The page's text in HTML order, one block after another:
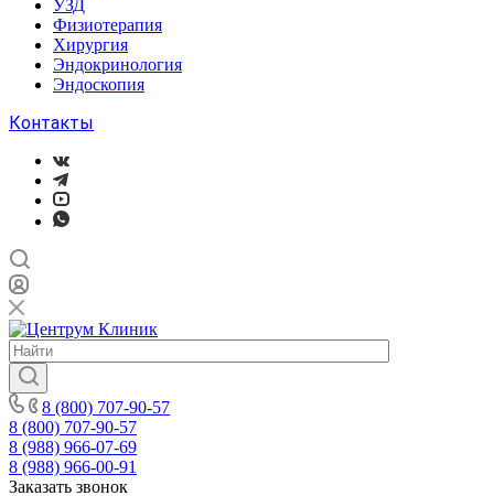
УЗД
Физиотерапия
Хирургия
Эндокринология
Эндоскопия
Контакты
8 (800) 707-90-57
8 (800) 707-90-57
8 (988) 966-07-69
8 (988) 966-00-91
Заказать звонок